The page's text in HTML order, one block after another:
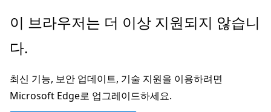
주
콘
츠
로
이 브라우저는 더 이상 지원되지 않습니
다.
최신 기능, 보안 업데이트, 기술 지원을 이용하려면
Microsoft Edge로 업그레이드하세요.